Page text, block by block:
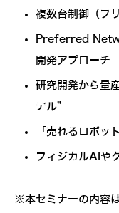
複数台制御（フ
Preferred
開発アプローチ
研究開発から量
デル”
「売れるロボッ
フィジカルAIや
※本セミナーの内容